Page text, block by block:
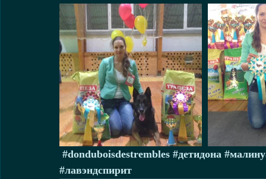
#donduboisdestrembles #детидона
#лавэндспирит